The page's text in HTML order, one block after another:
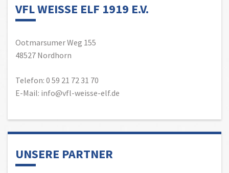
VFL WEISSE ELF 1919 E.V.
Ootmarsumer Weg 155
48527 Nordhorn
Telefon: 0 59 21 72 31 70
E-Mail: info@vfl-weisse-elf.de
UNSERE PARTNER